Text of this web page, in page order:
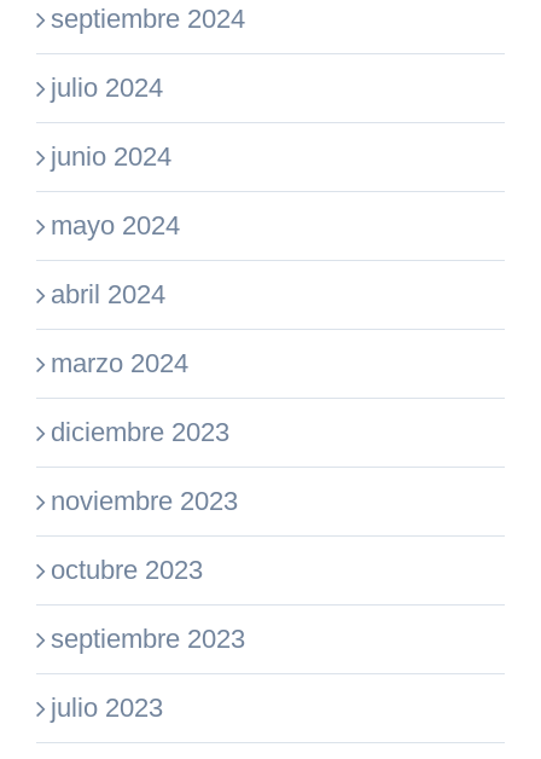
septiembre 2024
julio 2024
junio 2024
mayo 2024
abril 2024
marzo 2024
diciembre 2023
noviembre 2023
octubre 2023
septiembre 2023
julio 2023